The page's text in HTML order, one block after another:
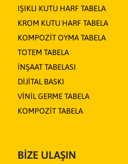
IŞIKLI KUTU HARF TABELA
KROM KUTU HARF TABELA
KOMPOZİT OYMA TABELA
TOTEM TABELA
İNŞAAT TABELASI
DİJİTAL BASKI
VİNİL GERME TABELA
KOMPOZİT TABELA
BİZE ULAŞIN